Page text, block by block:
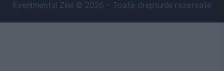
Evenimentul Zilei © 2026 - Toate drepturile rezervate